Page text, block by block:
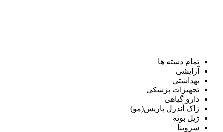
تمام دسته ها
آرایشی
بهداشتی
تجهیزات پزشکی
دارو گیاهی
ژاک آندرل پاریس(مو)
ژیل بوته
سروینا